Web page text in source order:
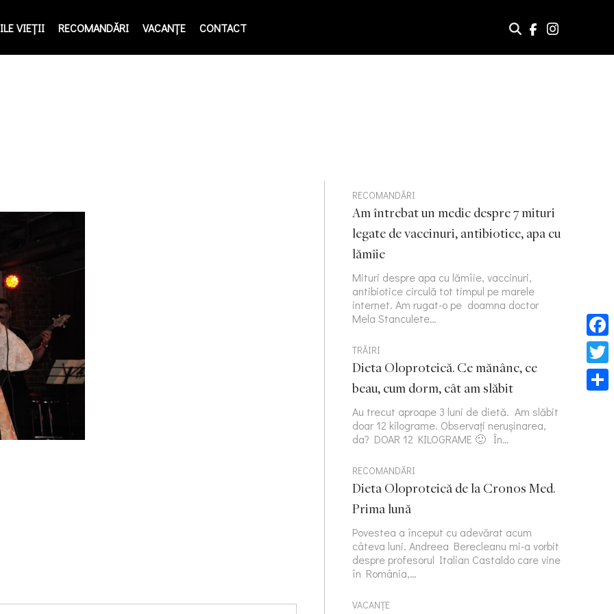
VIEŢII RECOMANDĂRI VACANȚE CONTACT
RECOMANDĂRI
Am întrebat un medic despre 7 mituri
legate de vaccinuri, antibiotice, apa cu
lămîie
Mituri despre apa cu lămîie, vaccinuri,
antibiotice circulă tot timpul pe marele
internet. Am rugat-o pe doamna doctor
Mela Stanculete…
TRĂIRI
Dieta Oloproteică. Ce mănânc, ce
beau, cum dorm, cât am slăbit
Au trecut aproape 3 luni de dietă. Am slăbit
doar 12 kilograme. Observați nerușinarea,
da? DOAR 12 KILOGRAME 🙂 În…
RECOMANDĂRI
Dieta Oloproteică de la Cronos Med.
Prima lună
Povestea a început cu adevărat acum
câteva luni. Andreea Berecleanu mi-a vorbit
despre profesorul Italian Castaldo care vine
în România,…
VACANȚE